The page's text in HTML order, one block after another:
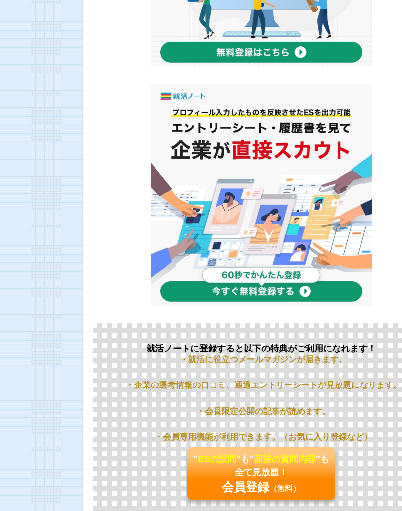
就活ノートに登録すると以下の特典がご利用になれます！
・就活に役立つメールマガジンが届きます。
・企業の選考情報の口コミ、通過エントリーシートが見放題になります。
・会員限定公開の記事が読めます。
・会員専用機能が利用できます。（お気に入り登録など）
"ESの設問"も"面接の質問内容"も
全て見放題！
会員登録（無料）